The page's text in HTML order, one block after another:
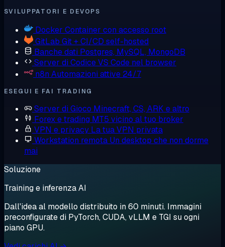
SVILUPPATORI E DEVOPS
Docker Container con accesso root
GitLab Git + CI/CD self-hosted
Banche dati Postgres, MySQL, MongoDB
Server di CodiceVS Code nel browser
n8n Automazioni attive 24/7
ESEGUI E FAI TRADING
Server di Gioco Minecraft, CS, ARK e altro
Forex e trading MT5 vicino al tuo broker
VPN e privacy La tua VPN privata
Workstation remota Un desktop che non dorme
mai
Soluzione
Training e inferenza AI
Dall'idea al modello distribuito in 60 minuti. Immagini
preconfigurate di PyTorch, CUDA, vLLM e TGI su ogni
piano GPU.